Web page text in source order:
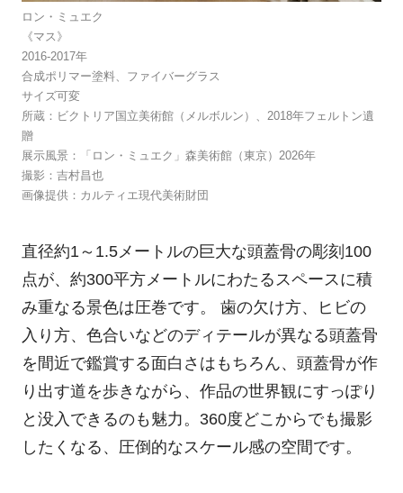
ロン・ミュエク
《マス》
2016-2017年
合成ポリマー塗料、ファイバーグラス
サイズ可変
所蔵：ビクトリア国立美術館（メルボルン）、2018年フェルトン遺
贈
展示風景：「ロン・ミュエク」森美術館（東京）2026年
撮影：吉村昌也
画像提供：カルティエ現代美術財団
直径約1～1.5メートルの巨大な頭蓋骨の彫刻100
点が、約300平方メートルにわたるスペースに積
み重なる景色は圧巻です。 歯の欠け方、ヒビの
入り方、色合いなどのディテールが異なる頭蓋骨
を間近で鑑賞する面白さはもちろん、頭蓋骨が作
り出す道を歩きながら、作品の世界観にすっぽり
と没入できるのも魅力。360度どこからでも撮影
したくなる、圧倒的なスケール感の空間です。